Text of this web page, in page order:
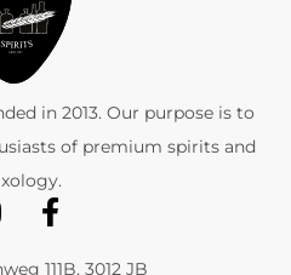
in 2013. Our purpose is to
of premium spirits and
111B, 3012 JB